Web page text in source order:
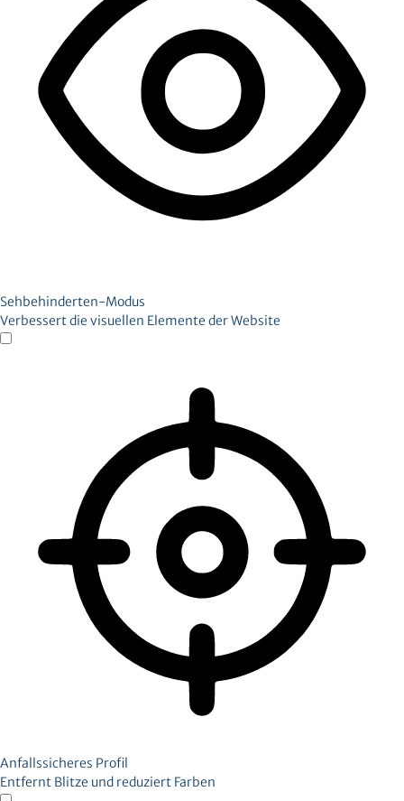
Sehbehinderten-Modus
Verbessert die visuellen Elemente der Website
Anfallssicheres Profil
Entfernt Blitze und reduziert Farben